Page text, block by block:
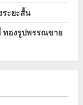
ระยะสั้น
ทองรูปพรรณขาย